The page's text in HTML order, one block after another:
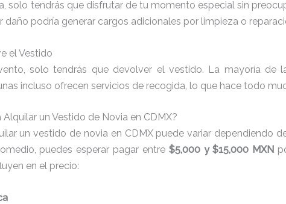
solo tendrás que disfrutar de tu momento especial sin
daño podría generar cargos adicionales por limpieza o
el Vestido
solo tendrás que devolver el vestido. La mayoría
incluso ofrecen servicios de recogida, lo que hace todo
Alquilar un Vestido de Novia en CDMX?
un vestido de novia en CDMX puede variar dependiendo
puedes esperar pagar entre $5,000 y $15,000 MXN
en el precio: